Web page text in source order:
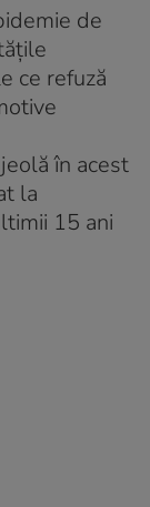
de
ce refuză
în acest
la
15 ani